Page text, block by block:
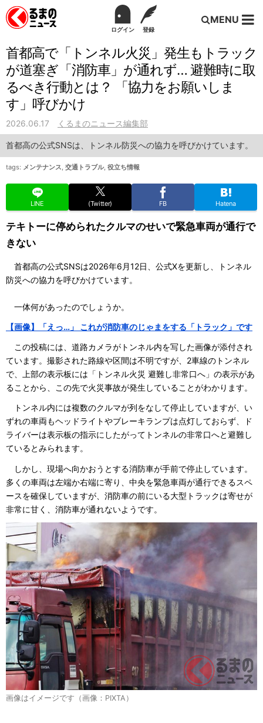
ログイン 登録
MENU
首都高で「トンネル火災」発生もトラック
が道塞ぎ「消防車」が通れず… 避難時に取
るべき行動とは？ 「協力をお願いしま
す」呼びかけ
2026.06.17 くるまのニュース編集部
首都高の公式SNSは、トンネル防災への協力を呼びかけています。
tags: メンテナンス, 交通トラブル, 役立ち情報
LINE (Twitter) FB Hatena
テキトーに停められたクルマのせいで緊急車両が通行で
きない
首都高の公式SNSは2026年6月12日、公式Xを更新し、トンネル
防災への協力を呼びかけています。
一体何があったのでしょうか。
【画像】「えっ…」 これが消防車のじゃまをする「トラック」です
この投稿には、道路カメラがトンネル内を写した画像が添付され
ています。撮影された路線や区間は不明ですが、2車線のトンネル
で、上部の表示板には「トンネル火災 避難し非常口へ」の表示があ
ることから、この先で火災事故が発生していることがわかります。
トンネル内には複数のクルマが列をなして停止していますが、い
ずれの車両もヘッドライトやブレーキランプは点灯しておらず、ド
ライバーは表示板の指示にしたがってトンネルの非常口へと避難し
ているとみられます。
しかし、現場へ向かおうとする消防車が手前で停止しています。
多くの車両は左端か右端に寄り、中央を緊急車両が通行できるスペ
ースを確保していますが、消防車の前にいる大型トラックは寄せが
非常に甘く、消防車が通れないようです。
画像はイメージです（画像：PIXTA）